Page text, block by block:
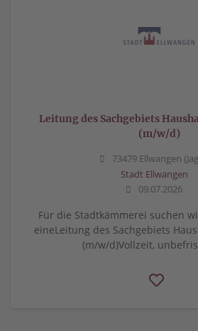
Leitung des Sachgebiets
(m/w/d)
73479 Ellwangen
Stadt Ellwangen
09.07.2026
Für die Stadtkämmerei suchen
eineLeitung des Sachgebiets
(m/w/d)Vollzeit,